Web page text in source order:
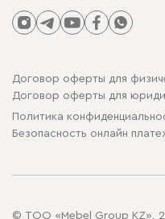
Договор оферты для
Договор оферты для
Политика
Безопасность онлайн
© ТОО «Mebel Group KZ»,